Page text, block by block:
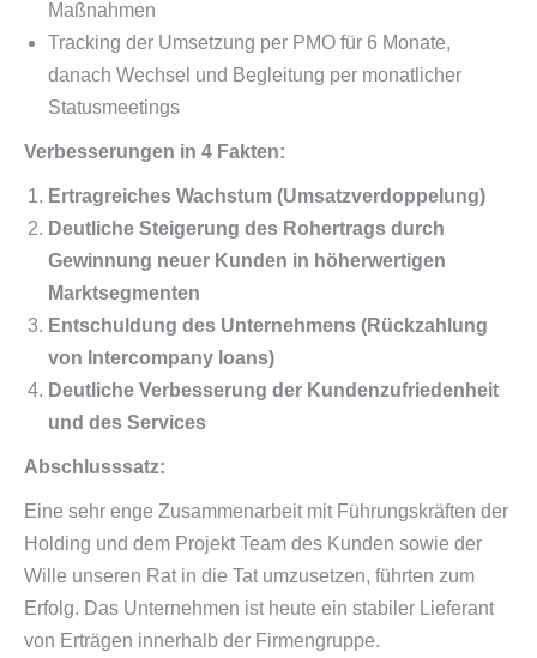
Maßnahmen
Tracking der Umsetzung per PMO für 6 Monate,
danach Wechsel und Begleitung per monatlicher
Statusmeetings
Verbesserungen in 4 Fakten:
Ertragreiches Wachstum (Umsatzverdoppelung)
Deutliche Steigerung des Rohertrags durch
Gewinnung neuer Kunden in höherwertigen
Marktsegmenten
Entschuldung des Unternehmens (Rückzahlung
von Intercompany loans)
Deutliche Verbesserung der Kundenzufriedenheit
und des Services
Abschlusssatz:
Eine sehr enge Zusammenarbeit mit Führungskräften der
Holding und dem Projekt Team des Kunden sowie der
Wille unseren Rat in die Tat umzusetzen, führten zum
Erfolg. Das Unternehmen ist heute ein stabiler Lieferant
von Erträgen innerhalb der Firmengruppe.